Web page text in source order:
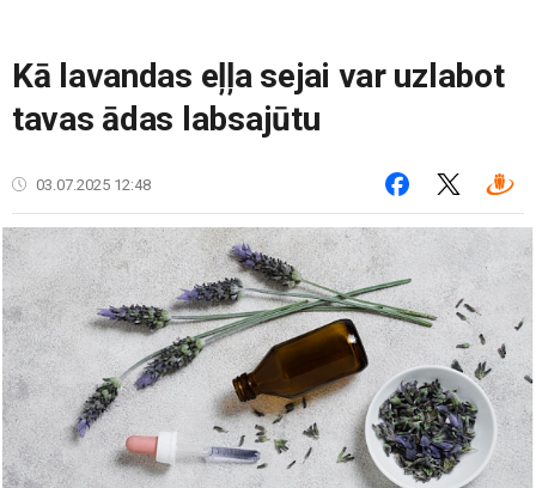
Kā lavandas eļļa sejai var uzlabot
tavas ādas labsajūtu
03.07.2025 12:48